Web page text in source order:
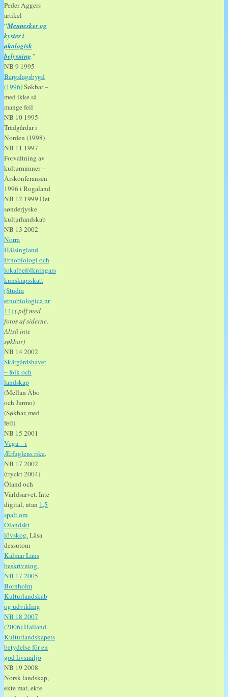
Peder Aggers
artikel
“Mennesker og
kyster i
økologisk
belysning.”
NB 9 1995
Bergslagsbygd
(1996)Søkbar –
med ikke så
mange feil
NB 10 1995
Trädgårdar i
Norden (1998)
NB 11 1997
Forvaltning av
kulturminner –
Årskonferansen
1996 i Rogaland
NB 12 1999 Det
sønderjyske
kulturlandskab
NB 13 2002
Norra
Hälsingland
Etnobiologi och
lokalbefolkningars
kunskapsskatt
(Studia
etnobiologica nr
14)(.pdf med
fotos af siderne.
Altså inte
søkbar)
NB 14 2002
Skärgårdshavet
– folk och
landskap
(Mellan Åbo
och Jurmo)
(Søkbar, med
feil)
NB 15 2001
Vega – i
Ærfuglens rike.
NB 17 2002
(tryckt 2004)
Öland och
Världsarvet. Inte
digital, utan 1,5
spalt om
Ölandskt
lövskog.Läsa
dessutom
Kalmar Läns
beskrivning.
NB 17 2005
Bornholm
Kulturlandskab
og udvikling
NB 18 2007
(2006) Halland
Kulturlandskapets
betydelse för en
god livsmiljö
NB 19 2008
Norsk landskap,
ekte mat, ekte